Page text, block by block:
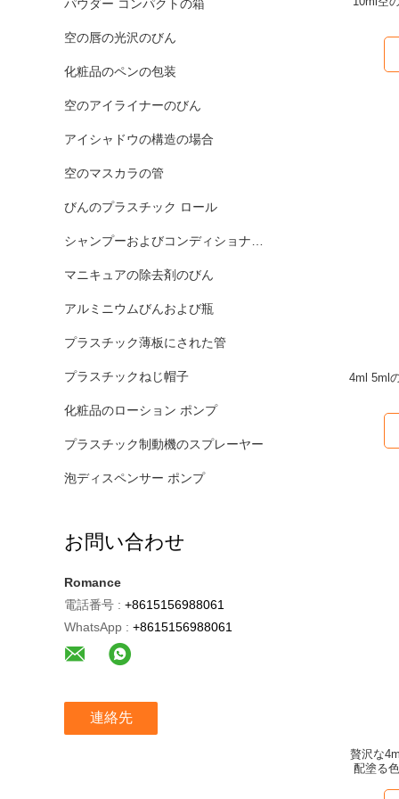
パウダー コンパクトの箱
空の唇の光沢のびん
化粧品のペンの包装
空のアイライナーのびん
アイシャドウの構造の場合
空のマスカラの管
びんのプラスチック ロール
シャンプーおよびコンディショナーのびん
マニキュアの除去剤のびん
アルミニウムびんおよび瓶
プラスチック薄板にされた管
プラスチックねじ帽子
化粧品のローション ポンプ
プラスチック制動機のスプレーヤー
泡ディスペンサー ポンプ
お問い合わせ
Romance
電話番号 : +8615156988061
WhatsApp : +8615156988061
連絡先
4ml 5ml
贅沢な
配塗る